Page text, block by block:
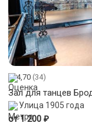
4,70 (34)
Зал для танцев
Улица 1905 года
от 1 200 ₽